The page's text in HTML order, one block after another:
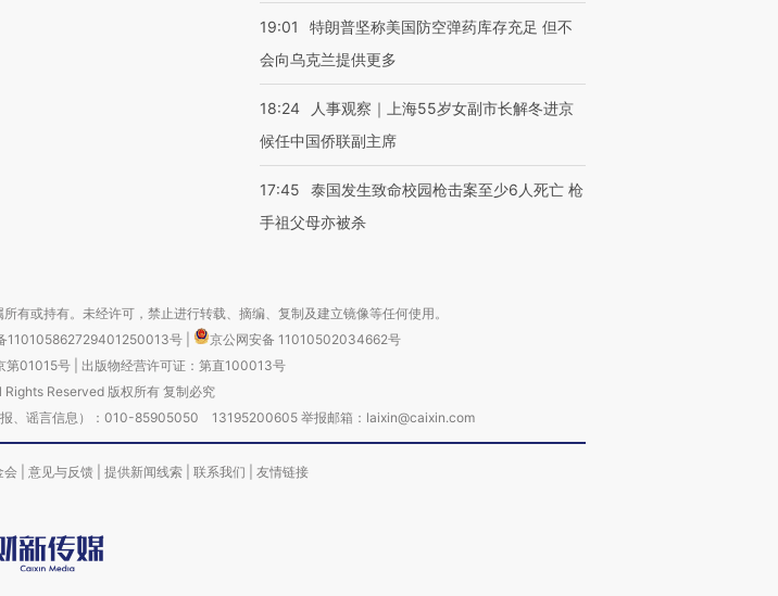
19:01
特朗普坚称美国防空弹药库存充足 但不
会向乌克兰提供更多
18:24
人事观察｜上海55岁女副市长解冬进京
候任中国侨联副主席
17:45
泰国发生致命校园枪击案至少6人死亡 枪
手祖父母亦被杀
有或持有。未经许可，禁止进行转载、摘编、复制及建立镜像等任何使用。
110105862729401250013号
京公网安备 11010502034662号
第01015号| 出版物经营许可证：第直100013号
Reserved 版权所有 复制必究
报、谣言信息）：010-85905050 13195200605 举报邮箱：laixin@caixin.com
会 意见与反馈 提供新闻线索 联系我们 友情链接